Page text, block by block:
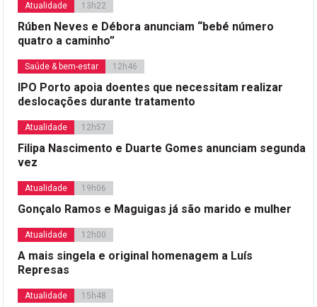
Atualidade 13h22
Rúben Neves e Débora anunciam “bebé número
quatro a caminho”
Saúde & bem-estar 12h46
IPO Porto apoia doentes que necessitam realizar
deslocações durante tratamento
Atualidade 12h57
Filipa Nascimento e Duarte Gomes anunciam segunda
vez
Atualidade 19h06
Gonçalo Ramos e Maguigas já são marido e mulher
Atualidade 12h00
A mais singela e original homenagem a Luís
Represas
Atualidade 15h48